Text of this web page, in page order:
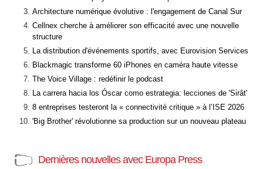
Architecture numérique évolutive : l'engagement de Canal Sur
Cellnex cherche à améliorer son efficacité avec une nouvelle
structure
La distribution d'événements sportifs, avec Eurovision Services
Blackmagic transforme 60 iPhones en caméra haute vitesse
The Voice Village : redéfinir le podcast
La carrera hacia los Óscar como estrategia: lecciones de 'Sirât'
8 entreprises testeront la « connectivité critique » à l’ISE 2026
'Big Brother' révolutionne sa production sur un nouveau plateau
Dernières nouvelles avec Europa Press